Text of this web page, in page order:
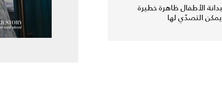
بدانة الأطفال ظاهرة خطيرة
يمكن التصدّي لها